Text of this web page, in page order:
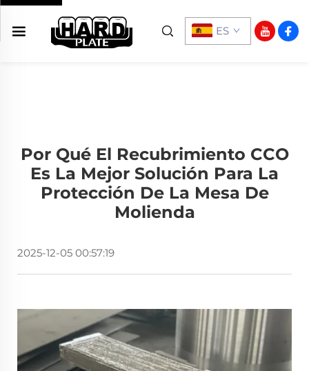
ES
Por Qué El Recubrimiento CCO
Es La Mejor Solución Para La
Protección De La Mesa De
Molienda
2025-12-05 00:57:19